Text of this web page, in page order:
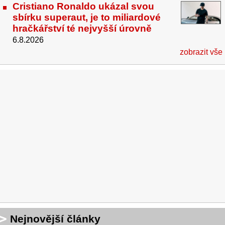
Cristiano Ronaldo ukázal svou
sbírku superaut, je to miliardové
hračkářství té nejvyšší úrovně
6.8.2026
zobrazit vše
Nejnovější články